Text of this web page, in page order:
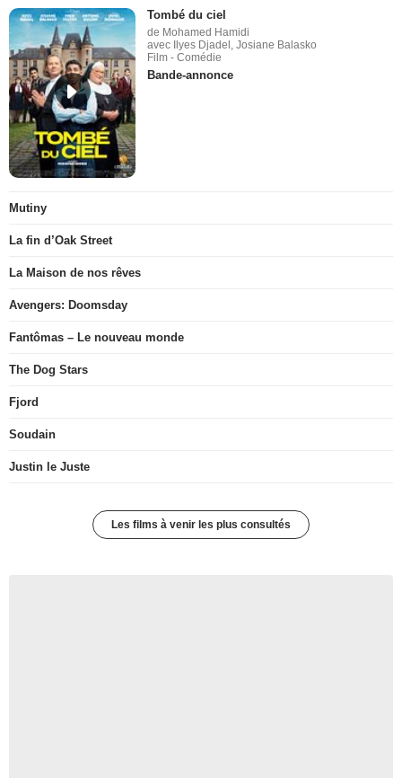
Tombé du ciel
de Mohamed Hamidi
avec Ilyes Djadel, Josiane Balasko
Film - Comédie
Bande-annonce
Mutiny
La fin d’Oak Street
La Maison de nos rêves
Avengers: Doomsday
Fantômas – Le nouveau monde
The Dog Stars
Fjord
Soudain
Justin le Juste
Les films à venir les plus consultés